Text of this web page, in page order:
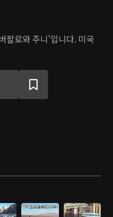
팔로와 주니’입니다. 미국